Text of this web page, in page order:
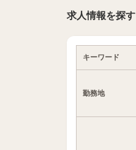
求人情報を探す
キーワード
勤務地